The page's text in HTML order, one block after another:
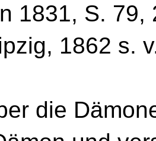
1831, S. 79,
1862 s.
die